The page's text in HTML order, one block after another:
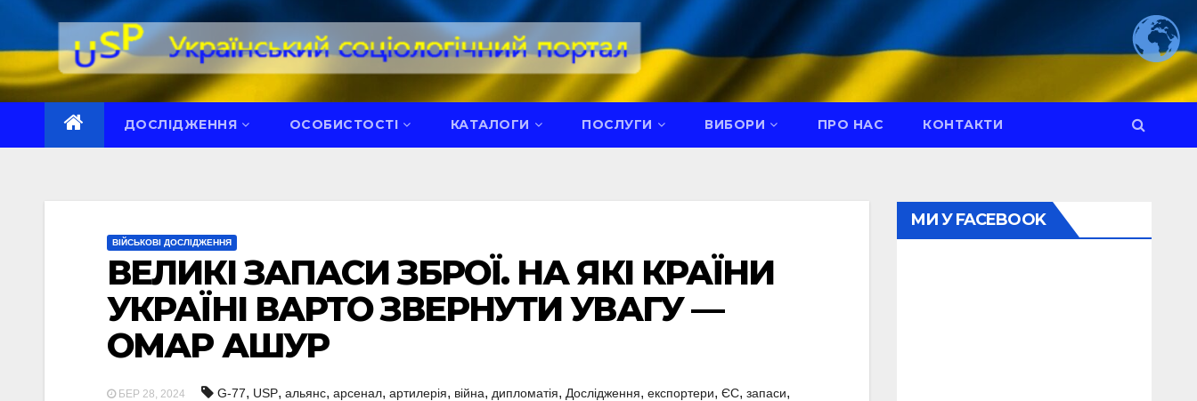
Перейти
вмісту
ДОСЛІДЖЕННЯ ОСОБИСТОСТІ КАТАЛОГИ ПОСЛУГИ ВИБОРИ ПРО НАС КОНТАКТИ
ВІЙСЬКОВІ ДОСЛІДЖЕННЯ
ВЕЛИКІ ЗАПАСИ ЗБРОЇ. НА ЯКІ КРАЇНИ
УКРАЇНІ ВАРТО ЗВЕРНУТИ УВАГУ —
ОМАР АШУР
БЕР 28, 2024 G-77, USP, альянс, арсенал, артилерія, війна, дипломатія, Дослідження, експортери, ЄС, запаси,
МИ У FACEBOOK